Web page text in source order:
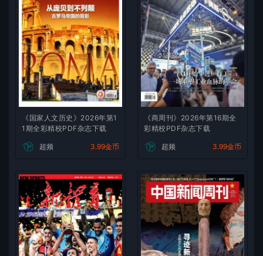
《国家人文历史》2026年第1
1期全彩精校PDF杂志下载
超频 3.99金币
《商周刊》2026年第16期全
彩精校PDF杂志下载
超频 3.99金币